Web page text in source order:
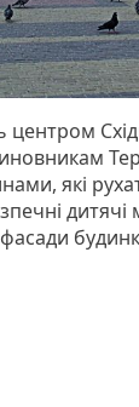
центром
які